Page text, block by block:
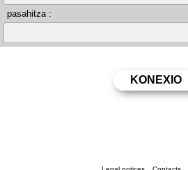
pasahitza :